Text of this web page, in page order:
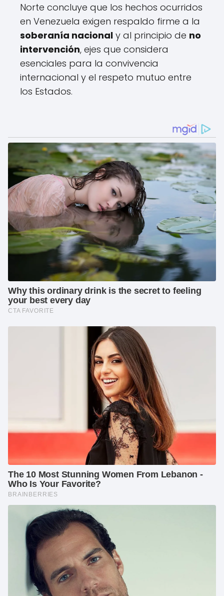
Norte concluye que los hechos ocurridos
en Venezuela exigen respaldo firme a la
soberanía nacional y al principio de no
intervención, ejes que considera
esenciales para la convivencia
internacional y el respeto mutuo entre
los Estados.